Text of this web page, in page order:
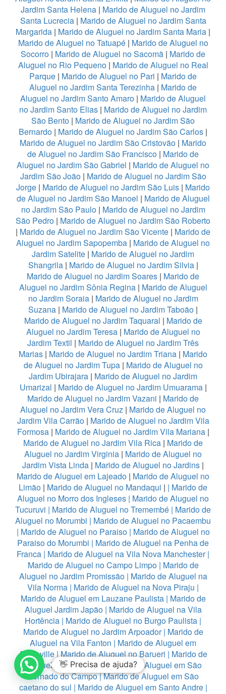
Jardim Santa Helena | Marido de Aluguel no Jardim
Santa Lucrecia| Marido de Aluguel no Jardim Santa
Margarida | Marido de Aluguel no Jardim Santa Maria |
Marido de Aluguel no Tatuapé| Marido de Aluguel no
Socorro | Marido de Aluguel no Sacomã | Marido de
Aluguel no Rio Pequeno| Marido de Aluguel no Real
Parque | Marido de Aluguel no Pari | Marido de
Aluguel no Jardim Santa Terezinha | Marido de
Aluguel no Jardim Santo Amaro | Marido de Aluguel
no Jardim Santo Elias | Marido de Aluguel no Jardim
São Bento | Marido de Aluguel no Jardim São
Bernardo | Marido de Aluguel no Jardim São Carlos |
Marido de Aluguel no Jardim São Cristovão | Marido
de Aluguel no Jardim São Francisco | Marido de
Aluguel no Jardim São Gabriel | Marido de Aluguel no
Jardim São João| Marido de Aluguel no Jardim São
Jorge | Marido de Aluguel no Jardim São Luis | Marido
de Aluguel no Jardim São Manoel | Marido de Aluguel
no Jardim São Paulo| Marido de Aluguel no Jardim
São Pedro | Marido de Aluguel no Jardim São Roberto
| Marido de Aluguel no Jardim São Vicente | Marido de
Aluguel no Jardim Sapopemba | Marido de Aluguel no
Jardim Satelite | Marido de Aluguel no Jardim
Shangrila| Marido de Aluguel no Jardim Silvia|
Marido de Aluguel no Jardim Soares | Marido de
Aluguel no Jardim Sônia Regina| Marido de Aluguel
no Jardim Soraia| Marido de Aluguel no Jardim
Suzana | Marido de Aluguel no Jardim Taboão |
Marido de Aluguel no Jardim Taquaral | Marido de
Aluguel no Jardim Teresa| Marido de Aluguel no
Jardim Textil | Marido de Aluguel no Jardim Três
Marias | Marido de Aluguel no Jardim Triana | Marido
de Aluguel no Jardim Tupa| Marido de Aluguel no
Jardim Ubirajara | Marido de Aluguel no Jardim
Umarizal | Marido de Aluguel no Jardim Umuarama|
Marido de Aluguel no Jardim Vazani | Marido de
Aluguel no Jardim Vera Cruz | Marido de Aluguel no
Jardim Vila Carrão| Marido de Aluguel no Jardim Vila
Formosa| Marido de Aluguel no Jardim Vila Mariana|
Marido de Aluguel no Jardim Vila Rica | Marido de
Aluguel no Jardim Virginia | Marido de Aluguel no
Jardim Vista Linda | Marido de Aluguel no Jardins |
Marido de Aluguel em Lajeado | Marido de Aluguel no
Limão | Marido de Aluguel no Mandaqui | | Marido de
Aluguel no Morro dos Ingleses | Marido de Aluguel no
Tucuruvi | Marido de Aluguel no Tremembé | Marido de
Aluguel no Morumbi | Marido de Aluguel no Pacaembu
| Marido de Aluguel no Paraiso| Marido de Aluguel no
Paraiso do Morumbi | Marido de Aluguel na Penha de
Franca | Marido de Aluguel na Vila Nova Manchester|
Marido de Aluguel no Campo Limpo| Marido de
Aluguel no Jardim Promissão| Marido de Aluguel na
Vila Norma | Marido de Aluguel na Nova Piraju |
Marido de Aluguel em Lauzane Paulista| Marido de
Aluguel Jardim Japão| Marido de Aluguel na Vila
Hortência | Marido de Aluguel no Burgo Paulista |
Marido de Aluguel no Jardim Arpoador| Marido de
Aluguel na Vila Fanton | Marido de Aluguel em
Alphaville|Marido de Aluguel no Barueri | Marido de
Aluguel em Diadema |Marido de Aluguel em São
Bernado do Campo|Marido de Aluguel em São
caetano do sul | Marido de Aluguel em Santo Andre|
👋 Precisa de ajuda?